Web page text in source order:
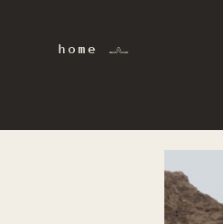
home 𓂜